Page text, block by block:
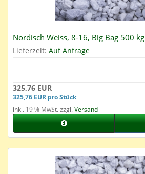
Nordisch Weiss, 8-16, Big Bag 500 kg
Lieferzeit: Auf Anfrage
325,76 EUR
325,76 EUR pro Stück
inkl. 19 % MwSt. zzgl.Versand